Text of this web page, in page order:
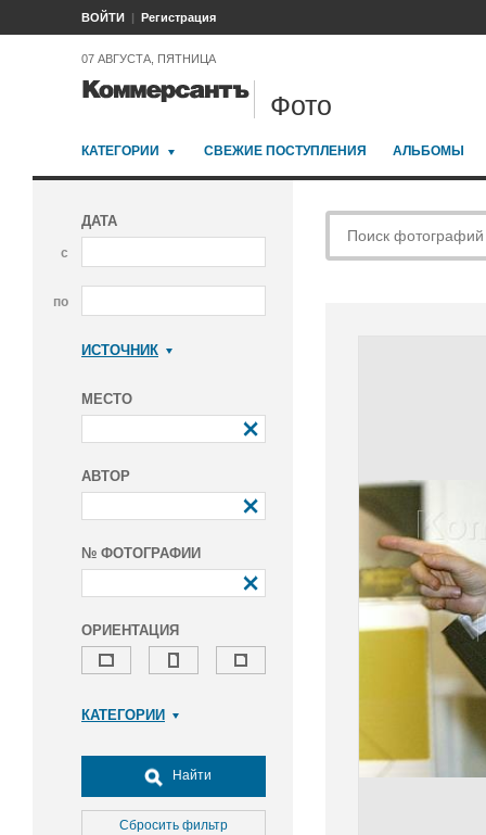
ВОЙТИ Регистрация
07 АВГУСТА, ПЯТНИЦА
Фото
КАТЕГОРИИ СВЕЖИЕ ПОСТУПЛЕНИЯ АЛЬБОМЫ
ДАТА
с
по
ИСТОЧНИК
МЕСТО
АВТОР
№ ФОТОГРАФИИ
ОРИЕНТАЦИЯ
КАТЕГОРИИ
Досуг, туризм и отдых
Культура
Медицина
Найти
Сбросить фильтр